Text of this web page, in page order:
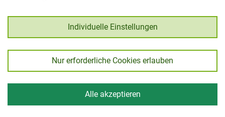
Individuelle Einstellungen
Nur erforderliche Cookies erlauben
Alle akzeptieren